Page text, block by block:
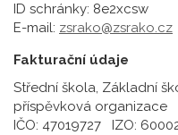
ID schránky: 8e2xcsw
E-mail: zsrako@zsrako.cz
Fakturační údaje
Střední škola, Základní
příspěvková organizace
IČO: 47019727 IZO: